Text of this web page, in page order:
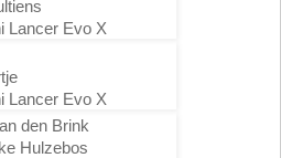
Lancer Evo X
Lancer Evo X
den Brink
Hulzebos